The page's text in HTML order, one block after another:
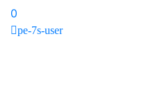
0
pe-7s-user